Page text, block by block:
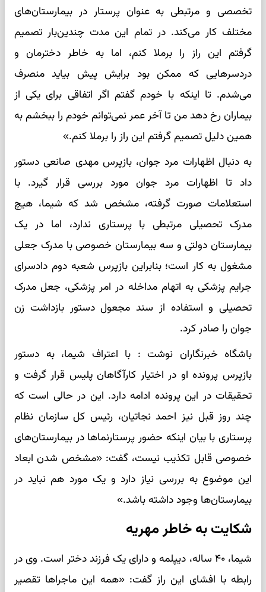
تخصصی و مرتبطی به عنوان پرستار در بیمارستان‌های
مختلف کار می‌کند. در تمام این مدت چندین‌بار تصمیم
گرفتم این راز را برملا کنم، اما به خاطر دخترمان و
دردسر‌هایی که ممکن بود برایش پیش بیاید منصرف
می‌شدم. تا اینکه با خودم گفتم اگر اتفاقی برای یکی از
بیماران رخ دهد من تا آخر عمر نمی‌توانم خودم را ببخشم به
همین دلیل تصمیم گرفتم این راز را برملا کنم.»
به دنبال اظهارات مرد جوان، بازپرس مهدی صانعی دستور
داد تا اظهارات مرد جوان مورد بررسی قرار گیرد. با
استعلامات صورت گرفته، مشخص شد که شیما، هیچ
مدرک تحصیلی مرتبطی با پرستاری ندارد، اما در یک
بیمارستان دولتی و سه بیمارستان خصوصی با مدرک جعلی
مشغول به کار است؛ بنابراین بازپرس شعبه دوم دادسرای
جرایم پزشکی به اتهام مداخله در امر پزشکی، جعل مدرک
تحصیلی و استفاده از سند مجعول دستور بازداشت زن
جوان را صادر کرد.
باشگاه خبرنگاران نوشت : با اعتراف شیما، به دستور
بازپرس پرونده او در اختیار کارآگاهان پلیس قرار گرفت و
تحقیقات در این پرونده ادامه دارد. این در حالی است که
چند روز قبل نیز احمد نجاتیان، رئیس کل سازمان نظام
پرستاری با بیان اینکه حضور پرستارنما‌ها در بیمارستان‌های
خصوصی قابل تکذیب نیست، گفت: «مشخص شدن ابعاد
این موضوع به بررسی نیاز دارد و یک مورد هم نباید در
بیمارستان‌ها وجود داشته باشد.»
شکایت به خاطر مهریه
شیما، ۴۰ ساله، دیپلمه و دارای یک فرزند دختر است. وی در
رابطه با افشای این راز گفت: «همه این ماجرا‌ها تقصیر